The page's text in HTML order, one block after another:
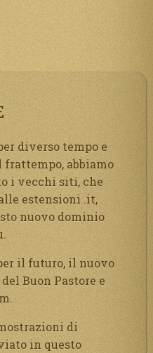
diverso tempo e
frattempo, abbiamo
i vecchi siti, che
estensioni .it,
nuovo dominio
il futuro, il nuovo
Buon Pastore e
di
in questo